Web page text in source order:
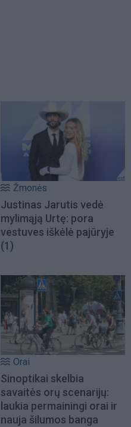
Žmonės
Justinas Jarutis vedė
mylimąją Urtę: pora
vestuves iškėlė pajūryje
(1)
Orai
Sinoptikai skelbia
savaitės orų scenarijų:
laukia permainingi orai ir
nauja šilumos banga